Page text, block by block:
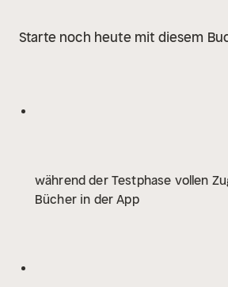
Wesen der Zeit? Was sagt die
frei oder ist alles schon festgelegt?
zeigen kann? Es gibt viel zu
Zukunftsschau verändert auch das
Starte noch heute mit diesem
während der Testphase vollen
Bücher in der App